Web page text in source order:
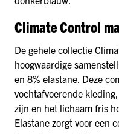
Climate Control
De gehele collectie
hoogwaardige
en 8% elastane. Deze
vochtafvoerende
zijn en het lichaam fris
Elastane zorgt voor een